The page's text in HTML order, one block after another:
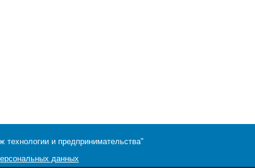
и предпринимательства"
данных